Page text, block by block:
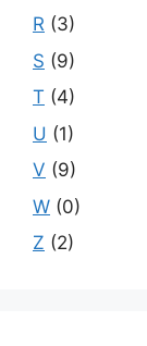
R (3)
S (9)
T (4)
U (1)
V (9)
W (0)
Z (2)